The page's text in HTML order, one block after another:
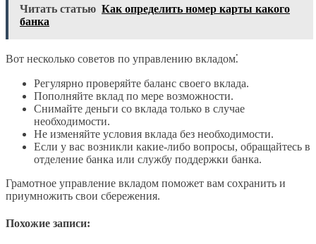
Читать статью Как определить номер карты какого
банка
Вот несколько советов по управлению вкладом⁚
Регулярно проверяйте баланс своего вклада.
Пополняйте вклад по мере возможности.
Снимайте деньги со вклада только в случае
необходимости.
Не изменяйте условия вклада без необходимости.
Если у вас возникли какие-либо вопросы, обращайтесь в
отделение банка или службу поддержки банка.
Грамотное управление вкладом поможет вам сохранить и
приумножить свои сбережения.
Похожие записи: